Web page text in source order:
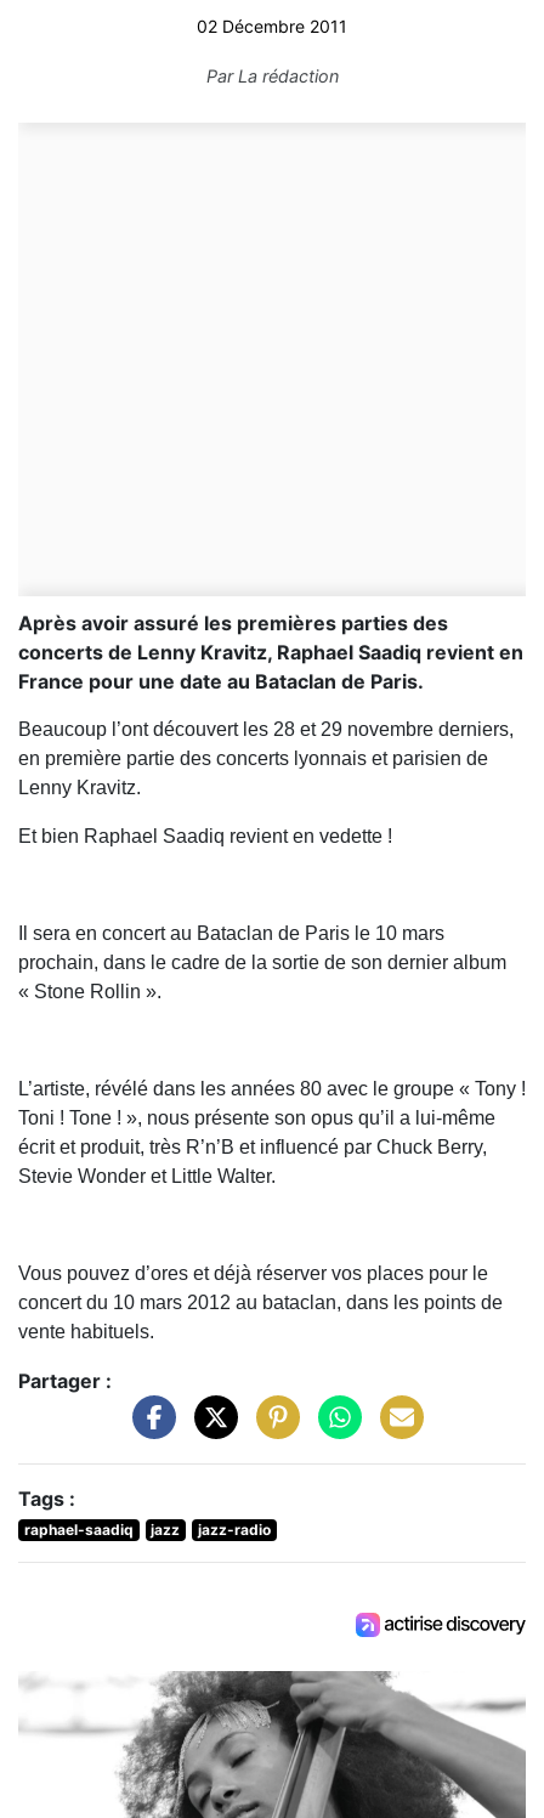
02 Décembre 2011
ParLa rédaction
Après avoir assuré les premières parties des
concerts de Lenny Kravitz, Raphael Saadiq revient en
France pour une date au Bataclan de Paris.
Beaucoup l’ont découvert les 28 et 29 novembre derniers,
en première partie des concerts lyonnais et parisien de
Lenny Kravitz.
Et bien Raphael Saadiq revient en vedette !
Il sera en concert au Bataclan de Paris le 10 mars
prochain, dans le cadre de la sortie de son dernier album
« Stone Rollin ».
L’artiste, révélé dans les années 80 avec le groupe « Tony !
Toni ! Tone ! », nous présente son opus qu’il a lui-même
écrit et produit, très R’n’B et influencé par Chuck Berry,
Stevie Wonder et Little Walter.
Vous pouvez d’ores et déjà réserver vos places pour le
concert du 10 mars 2012 au bataclan, dans les points de
vente habituels.
Partager :
Tags :
raphael-saadiq jazz jazz-radio